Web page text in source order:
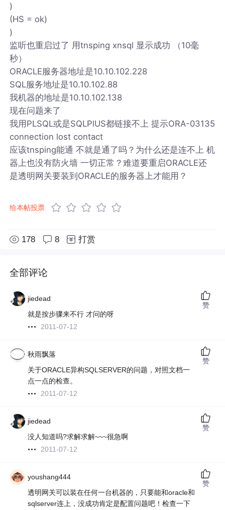
)
(HS = ok)
)
监听也重启过了 用tnsping xnsql 显示成功 （10毫
秒）
ORACLE服务器地址是10.10.102.228
SQL服务地址是10.10.102.88
我机器的地址是10.10.102.138
现在问题来了
我用PLSQL或是SQLPlUS都链接不上 提示ORA-03135
connection lost contact
应该tnsping能通 不就是通了吗？为什么还是连不上 机
器上也没有防火墙 一切正常？难道要重启ORACLE还
是透明网关要装到ORACLE的服务器上才能用？
给本帖投票
178 8 打赏
全部评论
jiedead
就是按步骤来不行 才问的呀
2011-07-12
赞
秋雨飘落
关于ORACLE异构SQLSERVER的问题，对照文档一
点一点的检查。
2011-07-12
赞
jiedead
没人知道吗?求解求解~~~很急啊
2011-07-12
赞
youshang444
透明网关可以装在任何一台机器的，只要能和oracle和
sqlserver连上，没成功肯定是配置问题吧！检查一下
赞